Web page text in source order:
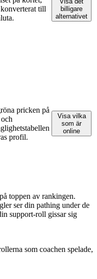
till
billigare
alternativet
pricken på
profil.
Visa vilka
som är
online
toppen av rankingen.
ser din pathing under de
support-roll gissar sig
som coachen spelade,